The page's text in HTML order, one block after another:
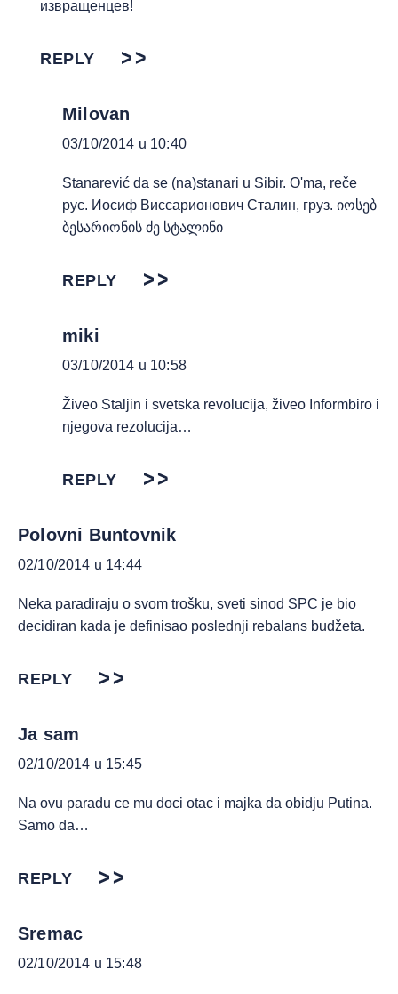
извращенцев!
REPLY
Milovan
03/10/2014 u 10:40
Stanarević da se (na)stanari u Sibir. O'ma, reče
рус. Иосиф Виссарионович Сталин, груз. იოსებ
ბესარიონის ძე სტალინი
REPLY
miki
03/10/2014 u 10:58
Živeo Staljin i svetska revolucija, živeo Informbiro i
njegova rezolucija…
REPLY
Polovni Buntovnik
02/10/2014 u 14:44
Neka paradiraju o svom trošku, sveti sinod SPC je bio
decidiran kada je definisao poslednji rebalans budžeta.
REPLY
Ja sam
02/10/2014 u 15:45
Na ovu paradu ce mu doci otac i majka da obidju Putina.
Samo da…
REPLY
Sremac
02/10/2014 u 15:48